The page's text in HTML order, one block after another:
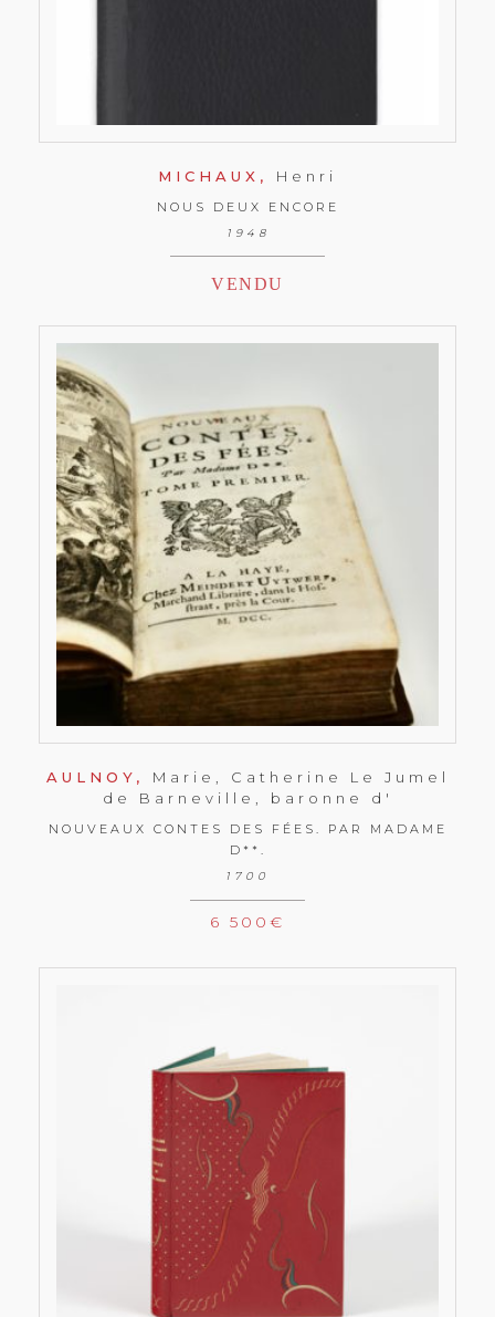
MICHAUX, Henri
NOUS DEUX ENCORE
1948
VENDU
AULNOY, Marie, Catherine Le Jumel
de Barneville, baronne d'
NOUVEAUX CONTES DES FÉES. PAR MADAME
D**.
1700
6 500 €